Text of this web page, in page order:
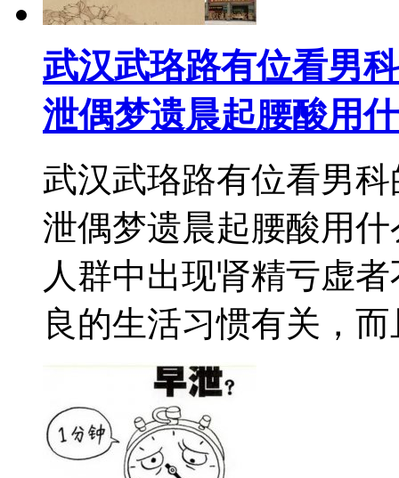
武汉武珞路有位看男
泄偶梦遗晨起腰酸用什
武汉武珞路有位看男
泄偶梦遗晨起腰酸用
人群中出现肾精亏虚
良的生活习惯有关，而